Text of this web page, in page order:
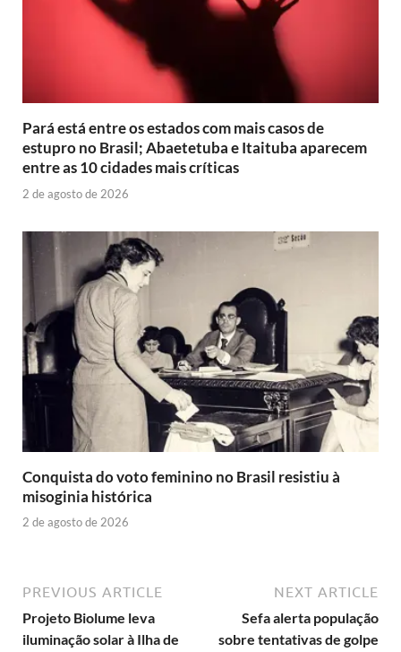
Pará está entre os estados com mais casos de
estupro no Brasil; Abaetetuba e Itaituba aparecem
entre as 10 cidades mais críticas
2 de agosto de 2026
Conquista do voto feminino no Brasil resistiu à
misoginia histórica
2 de agosto de 2026
PREVIOUS ARTICLE
Projeto Biolume leva
iluminação solar à Ilha de
NEXT ARTICLE
Sefa alerta população
sobre tentativas de golpe